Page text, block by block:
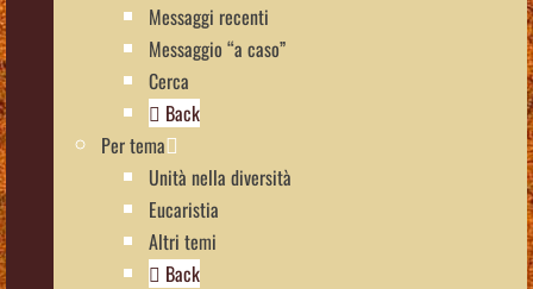
Messaggi recenti
Messaggio “a caso”
Cerca
Back
Per tema
Unità nella diversità
Eucaristia
Altri temi
Back